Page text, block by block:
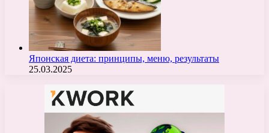
Японская диета: принципы, меню, результаты
25.03.2025